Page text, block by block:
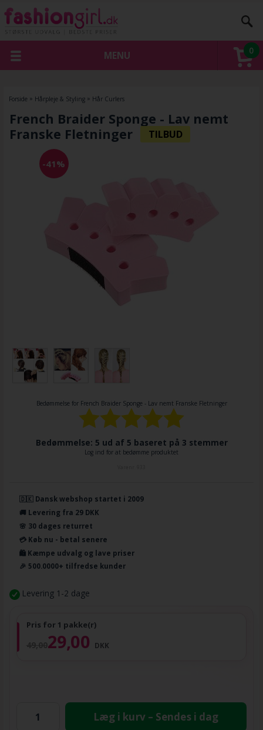
0
MENU
Forside » Hårpleje & Styling» Hår Curlers
French Braider Sponge - Lav nemt
Franske Fletninger
-41%
Bedømmelse for French Braider Sponge - Lav nemt Franske Fletninger
Bedømmelse: 5 ud af 5 baseret på 3 stemmer
Log ind for at bedømme produktet
🇩🇰 Dansk webshop startet i 2009
🚚 Levering fra 29 DKK
🌸 30 dages returret
💳 Køb nu - betal senere
🛍️ Kæmpe udvalg og lave priser
🎉 500.0000+ tilfredse kunder
Levering 1-2 dage
Pris for 1 pakke(r)
29,00 DKK
Læg i kurv – Sendes i dag